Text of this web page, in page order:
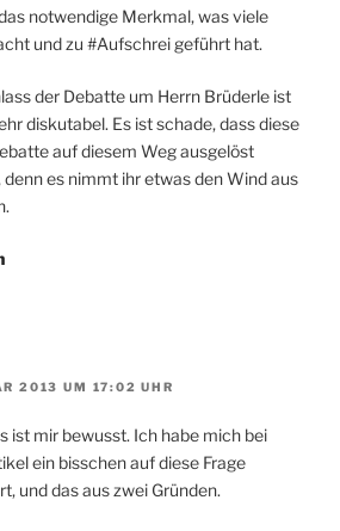
notwendige Merkmal, was viele
und zu #Aufschrei geführt hat.
der Debatte um Herrn Brüderle ist
diskutabel. Es ist schade, dass diese
auf diesem Weg ausgelöst
denn es nimmt ihr etwas den Wind aus
2013 UM 17:02 UHR
ist mir bewusst. Ich habe mich bei
ein bisschen auf diese Frage
und das aus zwei Gründen.